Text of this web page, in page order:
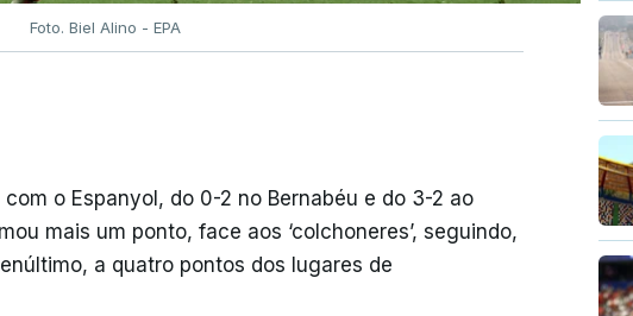
Foto. Biel Alino - EPA
o Espanyol, do 0-2 no Bernabéu e do 3-2 ao
mais um ponto, face aos ‘colchoneres’, seguindo,
a quatro pontos dos lugares de